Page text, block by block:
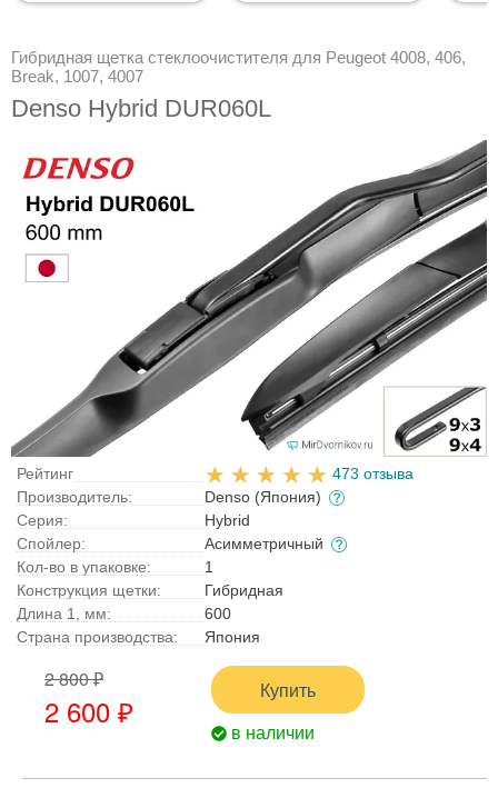
Гибридная щетка стеклоочистителя для Peugeot 4008, 406,
Break, 1007, 4007
Denso Hybrid DUR060L
Рейтинг
473 отзыва
Производитель:
Denso (Япония)
Серия:
Hybrid
Спойлер:
Асимметричный
Кол-во в упаковке:
1
Конструкция щетки:
Гибридная
Длина 1, мм:
600
Страна производства:
Япония
2 800 ₽
2 600 ₽
Купить
в наличии